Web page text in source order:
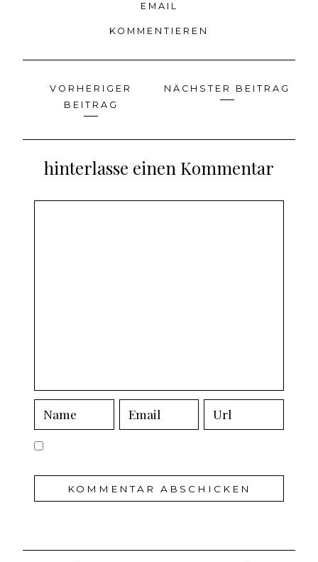
EMAIL
KOMMENTIEREN
Beitragsnavigation
VORHERIGER
BEITRAG
NÄCHSTER BEITRAG
hinterlasse einen Kommentar